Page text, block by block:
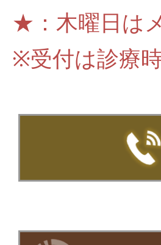
★：木曜日は
※受付は診療